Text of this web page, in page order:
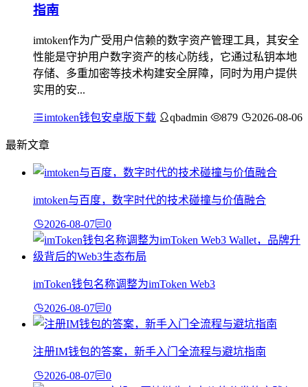
指南
imtoken作为广受用户信赖的数字资产管理工具，其安全
性能是守护用户数字资产的核心防线，它通过私钥本地
存储、多重加密等技术构建安全屏障，同时为用户提供
实用的安...
imtoken钱包安卓版下载 qbadmin 879 2026-08-06
最新文章
imtoken与百度，数字时代的技术碰撞与价值融合
2026-08-07 0
imToken钱包名称调整为imToken Web3
2026-08-07 0
注册IM钱包的答案，新手入门全流程与避坑指南
2026-08-07 0